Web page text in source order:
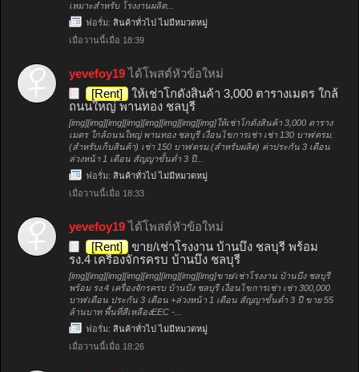
เหมาะสำหรับ โรงงานผลิต...
ฟอรั่ม: สินค้าทั่วไป ไม่มีหมวดหมู่
เมื่อวานนี้เมื่อ 18:39
yevefoy19ได้โพสต์หัวข้อใหม่
[Rent]
ให้เช่าโกดังสินค้า 3,000 ตารางเมตร ใกล้
ถนนใหญ่ พานทอง ชลบุรี
[img][img][img][img][img][img][img][img]ให้เช่าโกดังสินค้า 3,000 ตาราง
เมตร ใกล้ถนนใหญ่ พานทอง ชลบุรี เงื่อนไขการเช่า เช่า 130 บาท/ตรม.
(สำหรับเก็บสินค้า) เช่า 150 บาท/ตรม.(สำหรับผลิต) ค่าประกัน 3 เดือน
ล่วงหน้า 1 เดือน สัญญาขั้นต่ำ 3 ปี...
ฟอรั่ม: สินค้าทั่วไป ไม่มีหมวดหมู่
เมื่อวานนี้เมื่อ 18:33
yevefoy19ได้โพสต์หัวข้อใหม่
[Rent]
ขาย/เช่าโรงงาน บ้านบึง ชลบุรี พร้อม
รง.4 เครื่องจักรครบ บ้านบึง ชลบุรี
[img][img][img][img][img][img][img][img]ขาย/เช่าโรงงาน บ้านบึง ชลบุรี
พร้อม รง.4 เครื่องจักรครบ บ้านบึง ชลบุรี เงื่อนไขการเช่า เช่า 300,000
บาท/เดือน ประกัน 3 เดือน +ล่วงหน้า 1 เดือน สัญญาขั้นต่ำ 3 ปี ขาย 55
ล้านบาท พื้นที่สีเหลืองEEC -...
ฟอรั่ม: สินค้าทั่วไป ไม่มีหมวดหมู่
เมื่อวานนี้เมื่อ 18:26